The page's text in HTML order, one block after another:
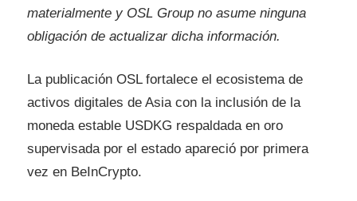
materialmente y OSL Group no asume ninguna
obligación de actualizar dicha información.
La publicación OSL fortalece el ecosistema de
activos digitales de Asia con la inclusión de la
moneda estable USDKG respaldada en oro
supervisada por el estado apareció por primera
vez en BeInCrypto.